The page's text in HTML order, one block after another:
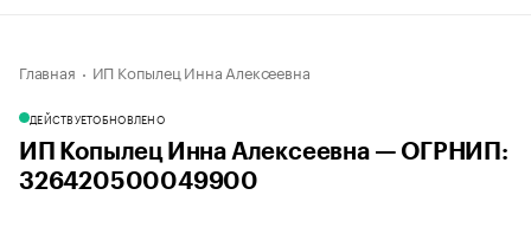
Главная ИП Копылец Инна Алексеевна
ДЕЙСТВУЕТОБНОВЛЕНО
ИП Копылец Инна Алексеевна — ОГРНИП:
326420500049900